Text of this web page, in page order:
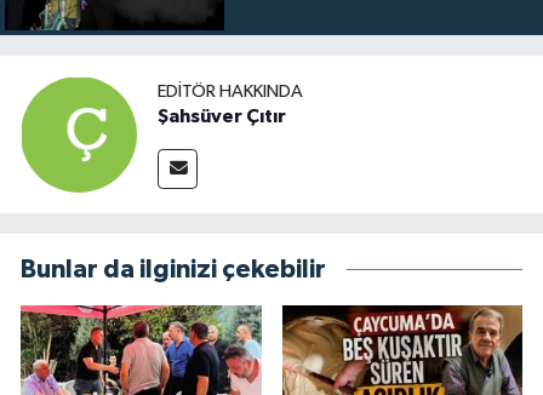
EDITÖR HAKKINDA
Şahsüver Çıtır
Bunlar da ilginizi çekebilir